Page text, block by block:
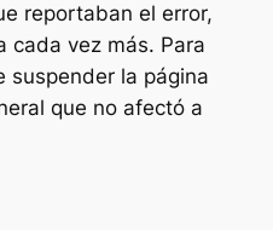
reportaban el error,
cada vez más. Para
suspender la página
que no afectó a